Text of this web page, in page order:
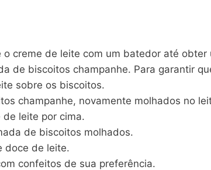
creme de leite com um batedor até
de biscoitos champanhe. Para garantir
sobre os biscoitos.
champanhe, novamente molhados no
leite por cima.
de biscoitos molhados.
doce de leite.
confeitos de sua preferência.